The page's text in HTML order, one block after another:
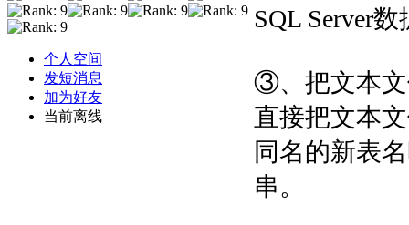
个人空间
发短消息
加为好友
当前离线
SQL Server
③、把文本文
直接把文本
同名的新表
串。